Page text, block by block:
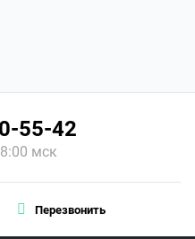
Перезвонить
55-42
мск